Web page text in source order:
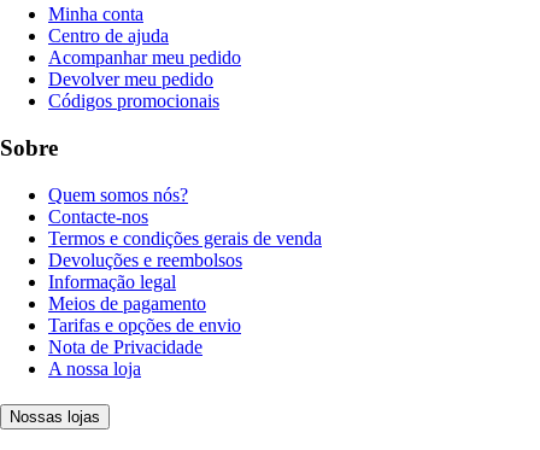
Minha conta
Centro de ajuda
Acompanhar meu pedido
Devolver meu pedido
Códigos promocionais
Sobre
Quem somos nós?
Contacte-nos
Termos e condições gerais de venda
Devoluções e reembolsos
Informação legal
Meios de pagamento
Tarifas e opções de envio
Nota de Privacidade
A nossa loja
Nossas lojas